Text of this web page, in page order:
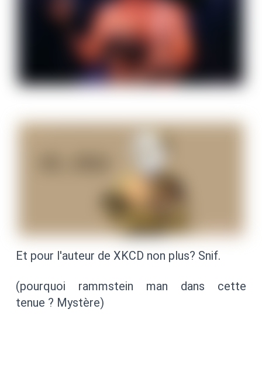
Et pour l'auteur de XKCD non plus? Snif.
(pourquoi rammstein man dans cette
tenue ? Mystère)